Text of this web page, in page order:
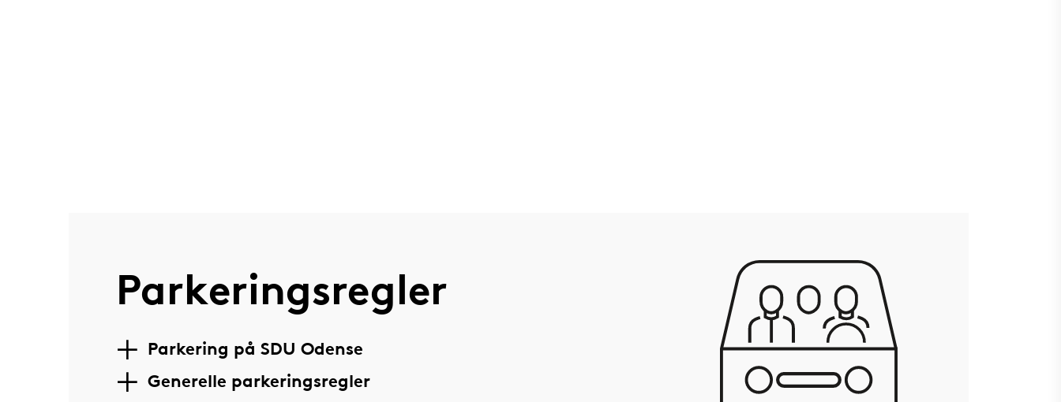
Parkeringsregler
Parkering på SDU Odense
Generelle parkeringsregler